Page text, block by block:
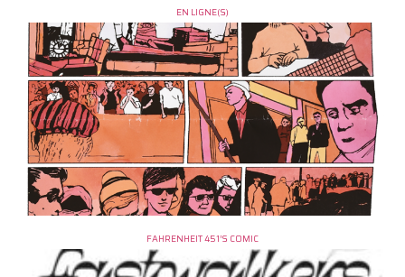
EN LIGNE(S)
FAHRENHEIT 451’S COMIC